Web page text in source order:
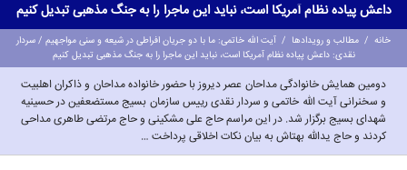
داعش پیاده نظام آمریکا است، نباید این ماجرا را به جنگ مذهبی تبدیل کنیم
خانه / مطالب و رویدادها / آیت الله خاتمی: ما با دو جریان افراطی در شیعه و سنی مواجهیم / سردار
نقدی: داعش پیاده نظام آمریکا است، نباید این ماجرا را به جنگ مذهبی تبدیل کنیم
دومین همایش خانوادگی مداحان عصر دیروز با حضور خانواده مداحان و ذاکران اهلبیت
و سخنرانی آیت الله خاتمی و سردار نقدی رییس سازمان بسیج مستضعفین در حسینیه
شهدای بسیج برگزار شد. در این مراسم حاج علی مشکینی و حاج مرتضی طاهری مداحی
کردند و حاج یدالله بهتاش به بیان نکات اخلاقی پرداخت …